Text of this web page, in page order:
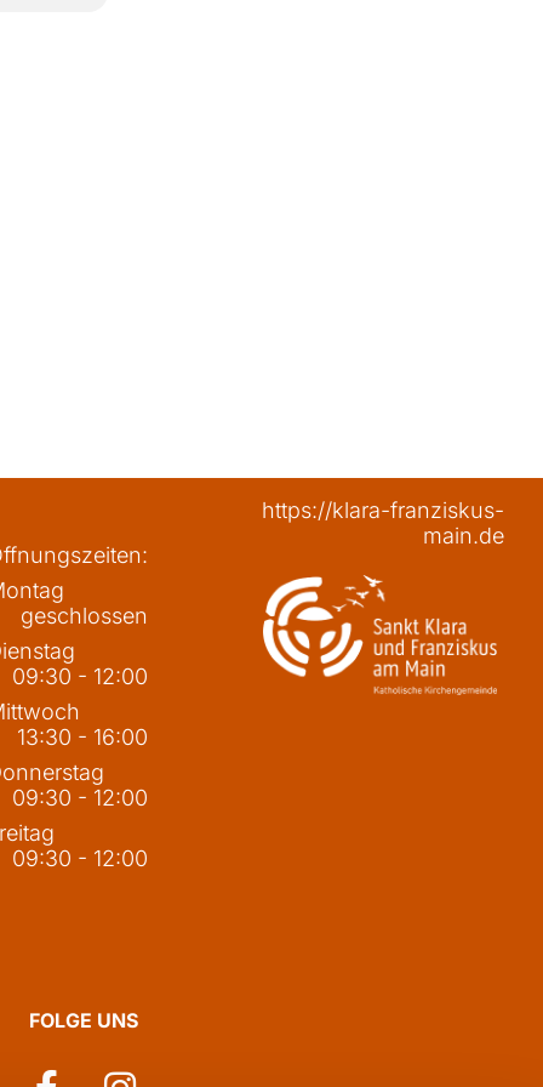
geschlossen
09:30 - 12:00
13:30 - 16:00
09:30 - 12:00
09:30 - 12:00
https://klara-franziskus-
main.de
FOLGE UNS